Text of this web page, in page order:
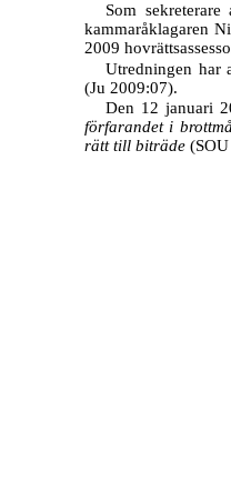
Som
kammaråklagaren
2009
Utredningen har
(Ju 2009:07).
Den 12 januari
förfarandet i
rätt till biträde